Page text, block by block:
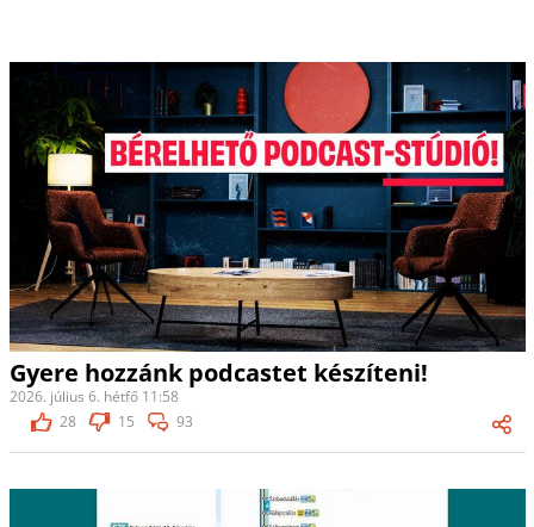
Gyere hozzánk podcastet készíteni!
2026. július 6. hétfő 11:58
28
15 93